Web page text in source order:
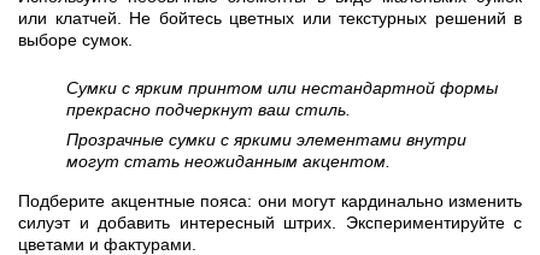
или клатчей. Не бойтесь цветных или текстурных решений в
выборе сумок.
Сумки с ярким принтом или нестандартной формы
прекрасно подчеркнут ваш стиль.
Прозрачные сумки с яркими элементами внутри
могут стать неожиданным акцентом.
Подберите акцентные пояса: они могут кардинально изменить
силуэт и добавить интересный штрих. Экспериментируйте с
цветами и фактурами.